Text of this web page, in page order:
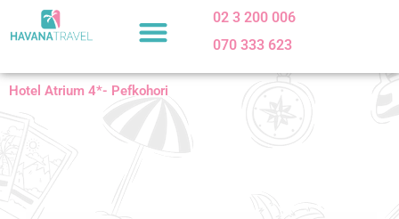
to
02 3 200 006
070 333 623
Hotel Atrium 4*- Pefkohori